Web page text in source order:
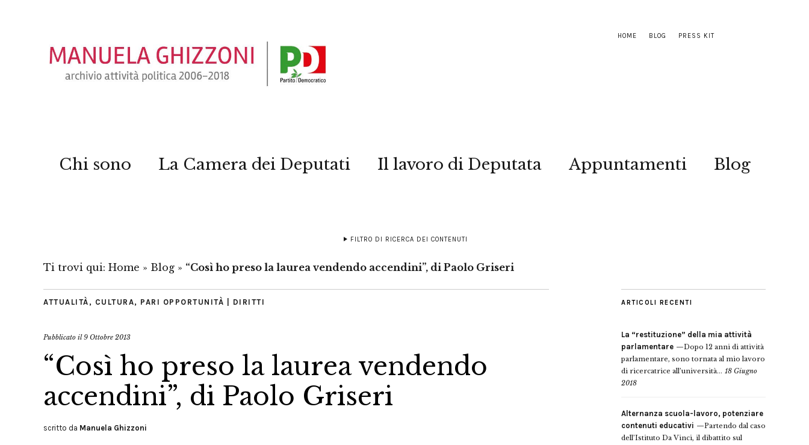
HOME BLOG PRESS KIT
Chi sono La Camera dei Deputati Il lavoro di Deputata Appuntamenti Blog
FILTRO DI RICERCA DEI CONTENUTI
Ti trovi qui: Home » Blog » “Così ho preso la laurea vendendo accendini”, di Paolo Griseri
ATTUALITÀ , CULTURA, PARI OPPORTUNITÀ | DIRITTI
Pubblicato il9 Ottobre 2013
“Così ho preso la laurea vendendo
accendini”, di Paolo Griseri
scritto da Manuela Ghizzoni
ARTICOLI RECENTI
La “restituzione” della mia attività
parlamentare
Dopo 12 anni di attività
parlamentare, sono tornata al mio lavoro
di ricercatrice all’università... 18 Giugno
2018
Alternanza scuola-lavoro, potenziare
contenuti educativi
Partendo dal caso
dell’Istituto Da Vinci, il dibattito sul